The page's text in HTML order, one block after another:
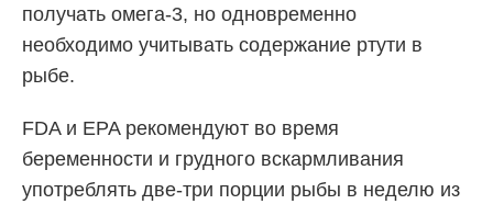
получать омега-3, но одновременно
необходимо учитывать содержание ртути в
рыбе.
FDA и EPA рекомендуют во время
беременности и грудного вскармливания
употреблять две-три порции рыбы в неделю из